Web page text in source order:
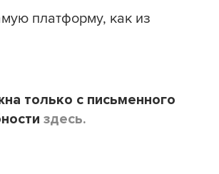
платформу, как из
только с письменного
здесь.